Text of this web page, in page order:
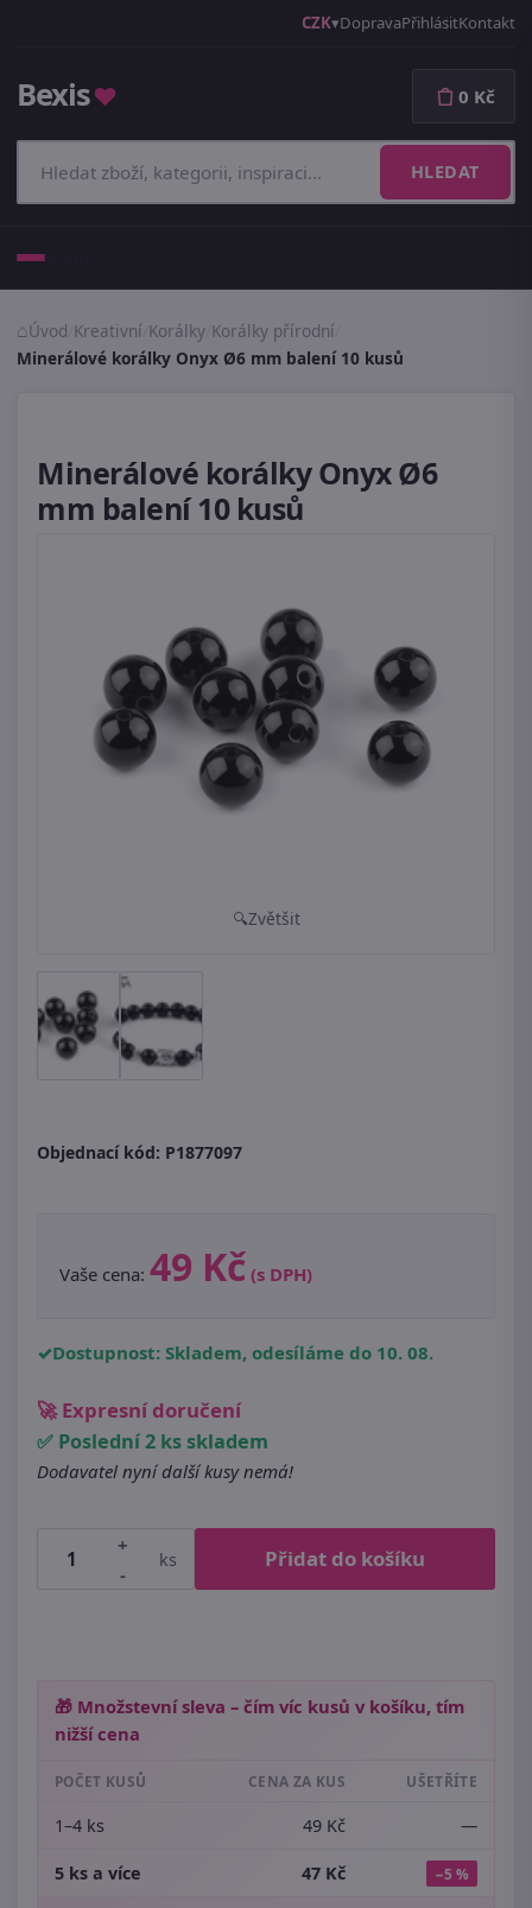
CZK DopravaPřihlásitKontakt
Bexis♥
HLEDAT
0 Kč
Úvod Kreativní Korálky Korálky přírodní
Minerálové korálky Onyx Ø6 mm balení 10 kusů
Minerálové korálky Onyx Ø6
mm balení 10 kusů
Zvětšit
Objednací kód: P1877097
Vaše cena: 49 Kč (s DPH)
Dostupnost: Skladem, odesíláme do 10. 08.
🚀 Expresní doručení
✅ Poslední 2 ks skladem
Dodavatel nyní další kusy nemá!
+
-
ks Přidat do košíku
🎁 Množstevní sleva – čím víc kusů v košíku, tím
nižší cena
POČET KUSŮ CENA ZA KUS UŠETŘÍTE
1–4 ks 49 Kč —
5 ks a více 47 Kč −5 %